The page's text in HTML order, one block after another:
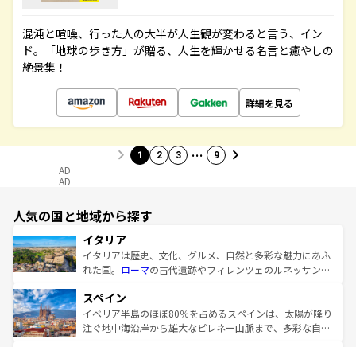
混沌と喧噪、行った人の大半が人生観が変わると言う、イン
ド。「地球の歩き方」が贈る、人生を輝かせる名言と癒やしの
絶景集！
詳細を見る
1 2 3 … 9
AD
AD
人気の国と地域から探す
イタリア
イタリアは歴史、文化、グルメ、自然と多彩な魅力にあふ
れた国。 ローマの古代遺跡やフィレンツェのルネッサンス
ろん、トスカーナの美しい田園風景やアマルフィ海岸の絶
景など、自然景観も見逃せない。観光の合間には、本場の
ピザやパスタなど、絶品のイタリア料理を堪能することも
スペイン
イベリア半島のほぼ80％を占めるスペインは、太陽が降り
注ぐ地中海沿岸から雄大なピレネー山脈まで、多彩な自然